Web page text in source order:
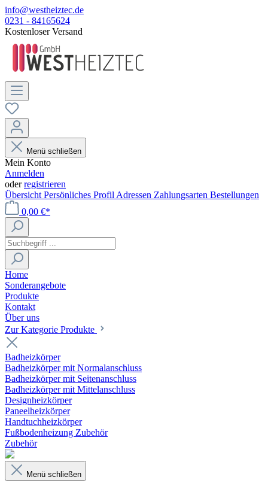
info@westheiztec.de
0231 - 84165624
Kostenloser Versand
Menü schließen
Mein Konto
Anmelden
oderregistrieren
Übersicht Persönliches Profil Adressen Zahlungsarten Bestellungen
0,00 €*
Home
Sonderangebote
Produkte
Kontakt
Über uns
Zur Kategorie Produkte
Badheizkörper
Badheizkörper mit Normalanschluss
Badheizkörper mit Seitenanschluss
Badheizkörper mit Mittelanschluss
Designheizkörper
Paneelheizkörper
Handtuchheizkörper
Fußbodenheizung Zubehör
Zubehör
Menü schließen